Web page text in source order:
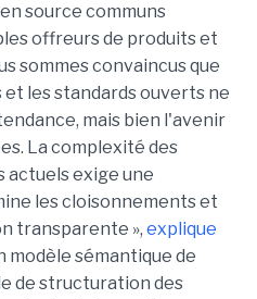
source communs
offreurs de produits et
sommes convaincus que
et les standards ouverts ne
mais bien l'avenir
La complexité des
actuels exige une
les cloisonnements et
transparente », explique
modèle sémantique de
de structuration des